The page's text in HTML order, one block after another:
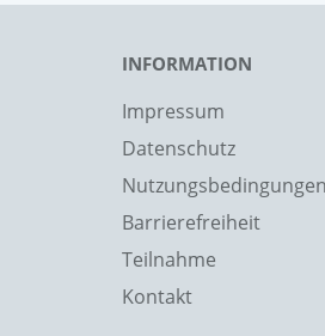
INFORMATION
Impressum
Datenschutz
Nutzungsbedingungen
Barrierefreiheit
Teilnahme
Kontakt